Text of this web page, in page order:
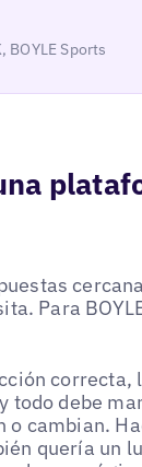
BOYLE Sports
Para
todo debe
cambian.
quería un